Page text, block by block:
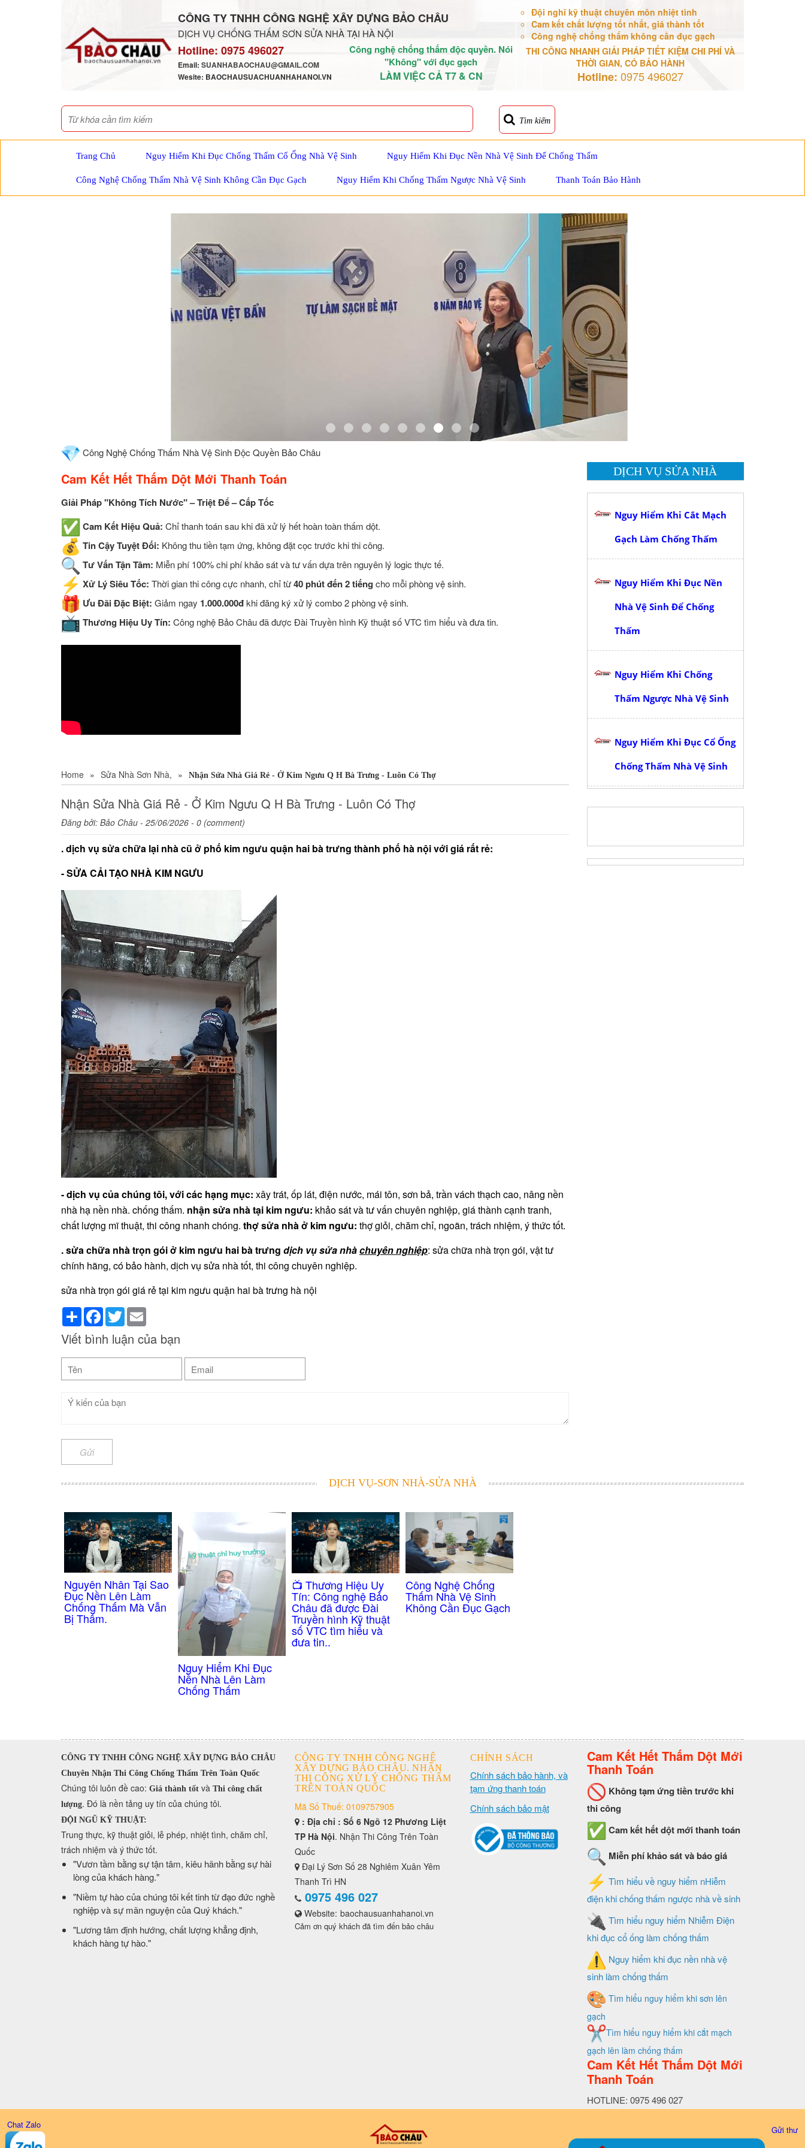
CÔNG TY TNHH CÔNG NGHỆ XÂY DỰNG BẢO CHÂU
DỊCH VỤ CHỐNG THẤM SƠN SỬA NHÀ TẠI HÀ NỘI
Hotline: 0975 496027
Email: SUANHABAOCHAU@GMAIL.COM
Wesite: BAOCHAUSUACHUANHAHANOI.VN
Công nghệ chống thấm độc quyền. Nói
"Không" với đục gạch
LÀM VIỆC CẢ T7 & CN
Đội nghĩ kỹ thuật chuyên môn nhiệt tình
Cam kết chất lượng tốt nhất, giá thành tốt
Công nghệ chống thấm không cần đục gạch
THI CÔNG NHANH GIẢI PHÁP TIẾT KIỆM CHI PHÍ VÀ
THỜI GIAN, CÓ BẢO HÀNH
Hotline: 0975 496027
Tìm kiếm
Trang Chủ Nguy Hiểm Khi Đục Chống Thấm Cổ Ống Nhà Vệ Sinh Nguy Hiểm Khi Đục Nền Nhà Vệ Sinh Để Chống Thấm
Công Nghệ Chống Thấm Nhà Vệ Sinh Không Cần Đục Gạch Nguy Hiểm Khi Chống Thấm Ngược Nhà Vệ Sinh Thanh Toán Bảo Hành
Công Nghệ Chống Thấm Nhà Vệ Sinh Độc Quyền Bảo Châu
Cam Kết Hết Thấm Dột Mới Thanh Toán
Giải Pháp "Không Tích Nước" – Triệt Để – Cấp Tốc
Cam Kết Hiệu Quả: Chỉ thanh toán sau khi đã xử lý hết hoàn toàn thấm dột.
Tin Cậy Tuyệt Đối: Không thu tiền tạm ứng, không đặt cọc trước khi thi công.
Tư Vấn Tận Tâm: Miễn phí 100% chi phí khảo sát và tư vấn dựa trên nguyên lý logic thực tế.
Xử Lý Siêu Tốc: Thời gian thi công cực nhanh, chỉ từ40 phút đến 2 tiếng cho mỗi phòng vệ sinh.
Ưu Đãi Đặc Biệt: Giảm ngay 1.000.000đkhi đăng ký xử lý combo 2 phòng vệ sinh.
Thương Hiệu Uy Tín: Công nghệ Bảo Châu đã được Đài Truyền hình Kỹ thuật số VTC tìm hiểu và đưa tin.
Home » Sửa Nhà Sơn Nhà, » Nhận Sửa Nhà Giá Rẻ - Ở Kim Ngưu Q H Bà Trưng - Luôn Có Thợ
Nhận Sửa Nhà Giá Rẻ - Ở Kim Ngưu Q H Bà Trưng - Luôn Có Thợ
Đăng bởi: Bảo Châu - 25/06/2026 - 0 (comment)
. dịch vụ sửa chữa lại nhà cũ ở phố kim ngưu quận hai bà trưng thành phố hà nội với giá rất rẻ:
- SỬA CẢI TẠO NHÀ KIM NGƯU
- dịch vụ của chúng tôi, với các hạng mục: xây trát, ốp lát, điện nước, mái tôn, sơn bả, trần vách thạch cao, nâng nền
nhà hạ nền nhà. chống thấm. nhận sửa nhà tại kim ngưu: khảo sát và tư vấn chuyên nghiệp, giá thành cạnh tranh,
chất lượng mĩ thuật, thi công nhanh chóng. thợ sửa nhà ở kim ngưu: thợ giỏi, chăm chỉ, ngoãn, trách nhiệm, ý thức tốt.
. sửa chữa nhà trọn gói ở kim ngưu hai bà trưng dịch vụ sửa nhàchuyên nghiệp: sửa chữa nhà trọn gói, vật tư
chính hãng, có bảo hành, dịch vụ sửa nhà tốt, thi công chuyên nghiệp.
sửa nhà trọn gói giá rẻ tại kim ngưu quận hai bà trưng hà nội
ShareFacebook
Twitter
Viết bình luận của bạn
Gửi
DỊCH VỤ SỬA NHÀ
Nguy Hiểm Khi Cắt Mạch
Gạch Làm Chống Thấm
Nguy Hiểm Khi Đục Nền
Nhà Vệ Sinh Để Chống
Thấm
Nguy Hiểm Khi Chống
Thấm Ngược Nhà Vệ Sinh
Nguy Hiểm Khi Đục Cổ Ống
Chống Thấm Nhà Vệ Sinh
DỊCH VỤ-SƠN NHÀ-SỬA NHÀ
Nguyên Nhân Tại Sao
Đục Nền Lên Làm
Chống Thấm Mà Vẫn
Bị Thấm.
Nguy Hiểm Khi Đục
Nền Nhà Lên Làm
Chống Thấm
​📺 Thương Hiệu Uy
Tín: Công nghệ Bảo
Châu đã được Đài
Truyền hình Kỹ thuật
số VTC tìm hiểu và
đưa tin..
Công Nghệ Chống
Thấm Nhà Vệ Sinh
Không Cần Đục Gạch
CÔNG TY TNHH CÔNG NGHỆ XÂY DỰNG BẢO CHÂU
Chuyên Nhận Thi Công Chống Thấm Trên Toàn Quốc
​Chúng tôi luôn đề cao: Giá thành tốt và Thi công chất
lượng. Đó là nền tảng uy tín của chúng tôi.
ĐỘI NGŨ KỸ THUẬT:
Trung thực, kỹ thuật giỏi, lễ phép, nhiệt tình, chăm chỉ,
trách nhiệm và ý thức tốt.
​"Vươn tầm bằng sự tận tâm, kiêu hãnh bằng sự hài
lòng của khách hàng."
​"Niềm tự hào của chúng tôi kết tinh từ đạo đức nghề
nghiệp và sự mãn nguyện của Quý khách."
​"Lương tâm định hướng, chất lượng khẳng định,
khách hàng tự hào."
CÔNG TY TNHH CÔNG NGHỆ
XÂY DỰNG BẢO CHÂU. NHẬN
THI CÔNG XỬ LÝ CHỐNG THẤM
TRÊN TOÀN QUỐC
Mã Số Thuế: 0109757905
: Địa chỉ : Số 6 Ngõ 12 Phương Liệt
TP Hà Nội. Nhận Thi Công Trên Toàn
Quốc
Đại Lý Sơn Số 28 Nghiêm Xuân Yêm
Thanh Trì HN
0975 496 027
Website: baochausuanhahanoi.vn
Cảm ơn quý khách đã tìm đến bảo châu
CHÍNH SÁCH
Chính sách bảo hành, và
tạm ứng thanh toán
Chính sách bảo mật
Cam Kết Hết Thấm Dột Mới
Thanh Toán
Không tạm ứng tiền trước khi
thi công
Cam kết hết dột mới thanh toán
Miễn phí khảo sát và báo giá
Tìm hiểu về nguy hiểm nHiễm
điện khi chống thấm ngược nhà về sinh
Tìm hiểu nguy hiểm Nhiễm Điện
khi đục cổ ống làm chống thấm
Nguy hiểm khi đục nền nhà vệ
sinh làm chống thấm
Tìm hiểu nguy hiểm khi sơn lên
gạch
Tìm hiểu nguy hiểm khi cắt mạch
gạch lên làm chống thấm
Cam Kết Hết Thấm Dột Mới
Thanh Toán
HOTLINE: 0975 496 027
Gửi thư
Chat Zalo